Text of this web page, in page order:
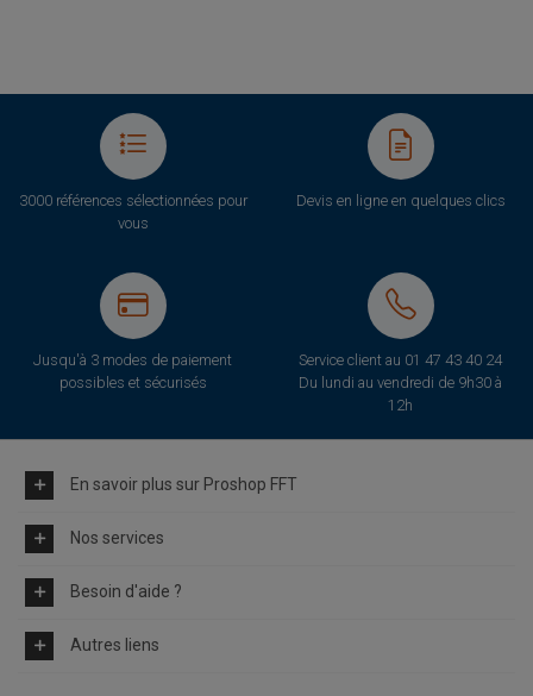
3000 références sélectionnées pour
vous
Devis en ligne en quelques clics
Jusqu'à 3 modes de paiement
possibles et sécurisés
Service client au 01 47 43 40 24
Du lundi au vendredi de 9h30 à
12h
En savoir plus sur Proshop FFT
Nos services
Besoin d'aide ?
Autres liens